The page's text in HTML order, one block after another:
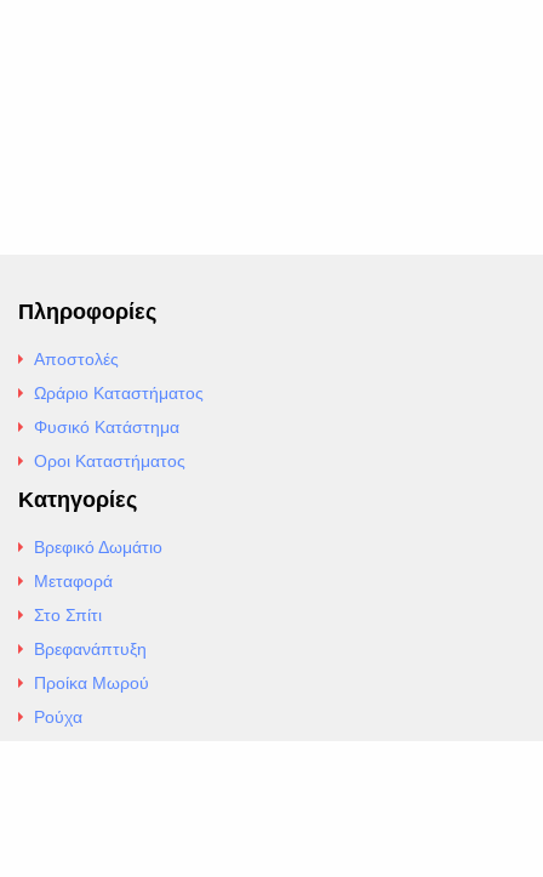
Πληροφορίες
Αποστολές
Ωράριο Καταστήματος
Φυσικό Κατάστημα
Οροι Καταστήματος
Κατηγορίες
Βρεφικό Δωμάτιο
Μεταφορά
Στο Σπίτι
Βρεφανάπτυξη
Προίκα Μωρού
Ρούχα